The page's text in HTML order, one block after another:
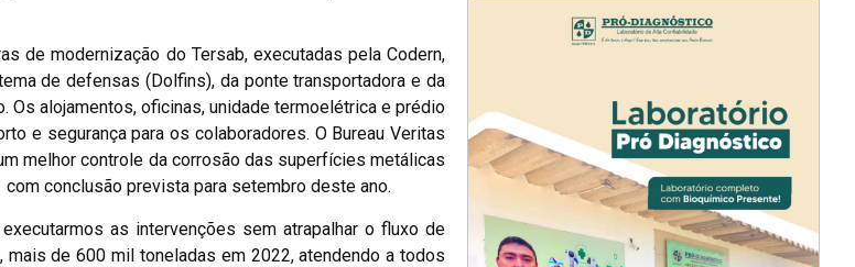
de modernização do Tersab, executadas pela Codern,
de defensas (Dolfins), da ponte transportadora e da
alojamentos, oficinas, unidade termoelétrica e prédio
e segurança para os colaboradores. O Bureau Veritas
melhor controle da corrosão das superfícies metálicas
conclusão prevista para setembro deste ano.
as intervenções sem atrapalhar o fluxo de
de 600 mil toneladas em 2022, atendendo a todos